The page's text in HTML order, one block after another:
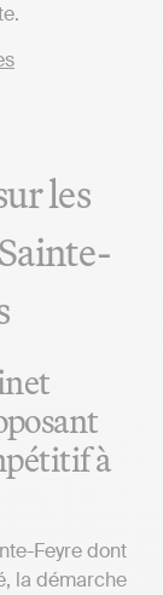
les
à
Feyre dont
la démarche